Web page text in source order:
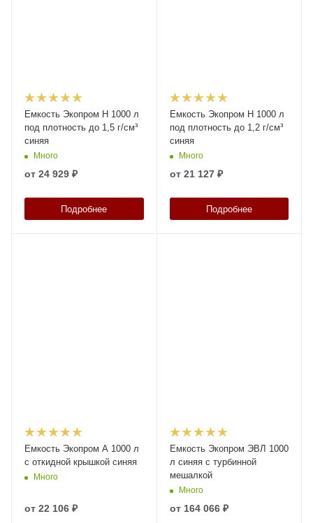
Емкость Экопром H 1000 л
под плотность до 1,5 г/см³
синяя
Много
от 24 929 ₽
Подробнее
Емкость Экопром H 1000 л
под плотность до 1,2 г/см³
синяя
Много
от 21 127 ₽
Подробнее
Емкость Экопром A 1000 л
с откидной крышкой синяя
Много
от 22 106 ₽
Емкость Экопром ЭВЛ 1000
л синяя с турбинной
мешалкой
Много
от 164 066 ₽